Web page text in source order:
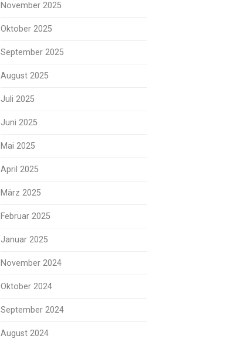
November 2025
Oktober 2025
September 2025
August 2025
Juli 2025
Juni 2025
Mai 2025
April 2025
März 2025
Februar 2025
Januar 2025
November 2024
Oktober 2024
September 2024
August 2024